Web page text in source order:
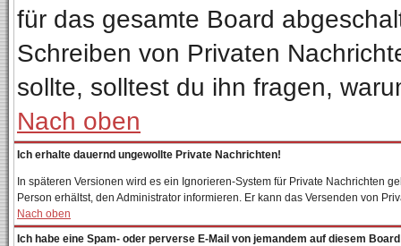
für das gesamte Board
Schreiben von Privaten
sollte, solltest du ihn fragen,
Nach oben
Ich erhalte dauernd ungewollte Private Nachrichten!
In späteren Versionen wird es ein Ignorieren-System für Private Nachrichten
Person erhältst, den Administrator informieren. Er kann das Versenden von
Nach oben
Ich habe eine Spam- oder perverse E-Mail von jemandem auf diesem